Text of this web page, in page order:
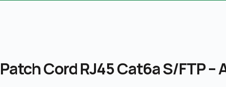
Patch Cord RJ45 Cat6a S/FTP –